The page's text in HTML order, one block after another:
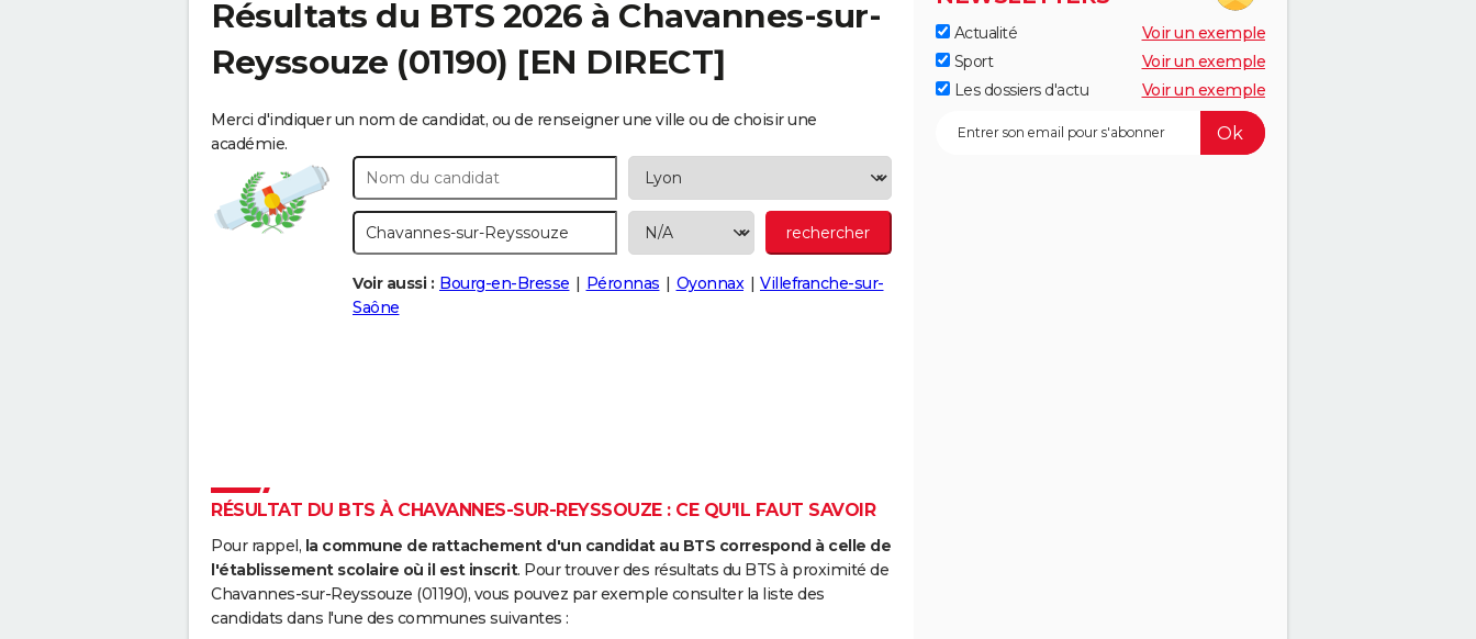
Résultats du BTS 2026 à Chavannes-sur-
Reyssouze (01190) [EN DIRECT]
Merci d'indiquer un nom de candidat, ou de renseigner une ville ou de choisir une
académie.
Voir aussi : Bourg-en-Bresse Péronnas Oyonnax
Villefranche-sur-
Saône
RÉSULTAT DU BTS À CHAVANNES-SUR-REYSSOUZE : CE QU'IL FAUT SAVOIR
Pour rappel, la commune de rattachement d'un candidat au BTS correspond à celle de
l'établissement scolaire où il est inscrit. Pour trouver des résultats du BTS à proximité de
Chavannes-sur-Reyssouze (01190), vous pouvez par exemple consulter la liste des
candidats dans l'une des communes suivantes :
Actualité
Voir un exemple
Sport
Voir un exemple
Les dossiers d'actu
Voir un exemple